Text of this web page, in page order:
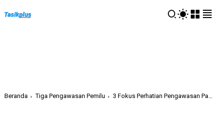
Beranda Tiga Pengawasan Pemilu 3 Fokus Perhatian Pengawasan Panwascam Tamansari di Jelang Tahapan Distribusi Logistik